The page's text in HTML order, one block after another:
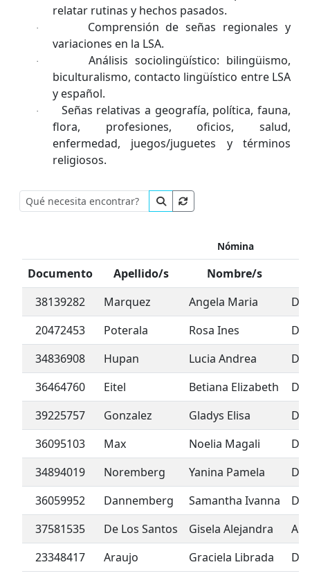
relatar rutinas y hechos pasados.
·
Comprensión de señas regionales y
variaciones en la LSA.
·
Análisis sociolingüístico: bilingüismo,
biculturalismo, contacto lingüístico entre LSA
y español.
·
Señas relativas a geografía, política, fauna,
flora, profesiones, oficios, salud,
enfermedad, juegos/juguetes y términos
religiosos.
Nómina
Documento Apellido/s Nombre/s
38139282
Marquez Angela Maria
20472453
Poterala Rosa Ines
34836908
Hupan Lucia Andrea
36464760
Eitel Betiana Elizabeth
39225757
Gonzalez Gladys Elisa
36095103
Max Noelia Magali
34894019
Noremberg Yanina Pamela
36059952
Dannemberg Samantha Ivanna
37581535
De Los Santos Gisela Alejandra
23348417
Araujo Graciela Librada